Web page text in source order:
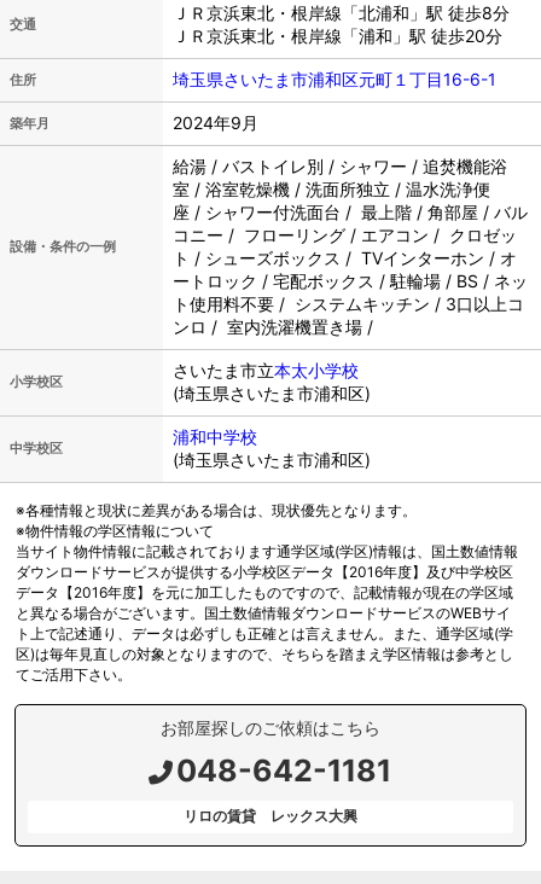
交通
ＪＲ京浜東北・根岸線「北浦和」駅 徒歩8分
ＪＲ京浜東北・根岸線「浦和」駅 徒歩20分
住所 埼玉県さいたま市浦和区元町１丁目16-6-1
築年月 2024年9月
設備・条件の一例
給湯 / バストイレ別 / シャワー / 追焚機能浴
室 / 浴室乾燥機 / 洗面所独立 / 温水洗浄便
座 / シャワー付洗面台 / 最上階 / 角部屋 / バル
コニー / フローリング / エアコン / クロゼッ
ト / シューズボックス / TVインターホン / オ
ートロック / 宅配ボックス / 駐輪場 / BS / ネッ
ト使用料不要 / システムキッチン / 3口以上コ
ンロ / 室内洗濯機置き場 /
小学校区
さいたま市立本太小学校
(埼玉県さいたま市浦和区)
中学校区
浦和中学校
(埼玉県さいたま市浦和区)
※各種情報と現状に差異がある場合は、現状優先となります。
※物件情報の学区情報について
当サイト物件情報に記載されております通学区域(学区)情報は、国土数値情報
ダウンロードサービスが提供する小学校区データ【2016年度】及び中学校区
データ【2016年度】を元に加工したものですので、記載情報が現在の学区域
と異なる場合がございます。国土数値情報ダウンロードサービスのWEBサイ
ト上で記述通り、データは必ずしも正確とは言えません。また、通学区域(学
区)は毎年見直しの対象となりますので、そちらを踏まえ学区情報は参考とし
てご活用下さい。
お部屋探しのご依頼はこちら
048-642-1181
リロの賃貸 レックス大興